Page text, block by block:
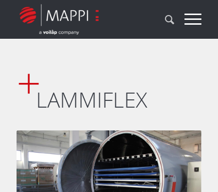
LAMMIFLEX